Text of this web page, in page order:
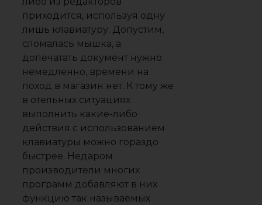
приходится, используя одну
лишь клавиатуру. Допустим,
сломалась мышка, а
допечатать документ нужно
немедленно, времени на
поход в магазин нет. К тому же
в отельных ситуациях
выполнить какие-либо
действия с использованием
клавиатуры можно гораздо
быстрее. Недаром
производители многих
программ добавляют в них
функцию так называемых